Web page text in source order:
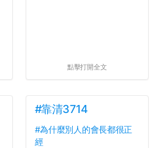
點擊打開全文
#靠清3714
#為什麼別人的會長都很正
經